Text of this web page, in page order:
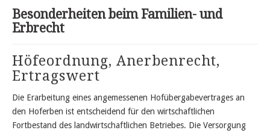
Besonderheiten beim Familien- und
Erbrecht
Höfeordnung, Anerbenrecht,
Ertragswert
Die Erarbeitung eines angemessenen Hofübergabevertrages an
den Hoferben ist entscheidend für den wirtschaftlichen
Fortbestand des landwirtschaftlichen Betriebes. Die Versorgung